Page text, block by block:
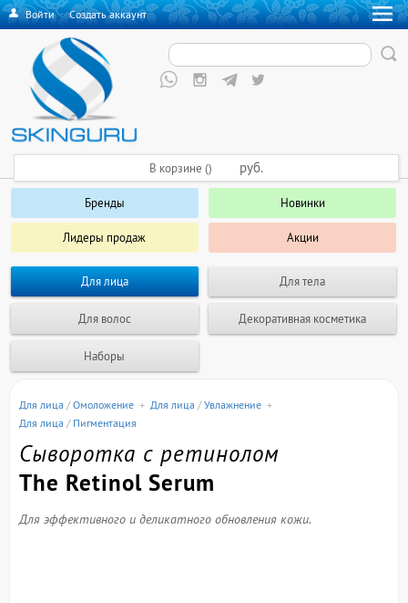
Войти·Создать аккаунт
Бренды Новинки
Лидеры продаж Акции
Для лица Для тела
Для волос Декоративная косметика
Наборы
В корзине () руб.
Для лица /Омоложение + Для лица /Увлажнение +
Для лица / Пигментация
Сыворотка с ретинолом
The Retinol Serum
Для эффективного и деликатного обновления кожи.